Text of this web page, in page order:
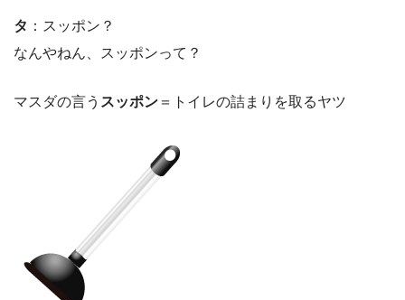
タ ：スッポン？
なんやねん、スッポンって？
マスダの言う スッポン ＝トイレの詰まりを取るヤツ